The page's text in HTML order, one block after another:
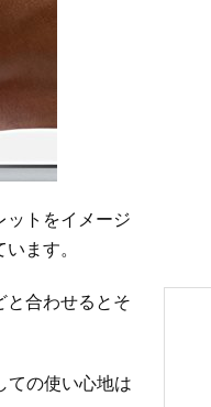
ットをイメージ
ます。
と合わせるとそ
ての使い心地は